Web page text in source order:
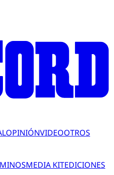
OPINIÓNVIDEOOTROS
MEDIA KITEDICIONES